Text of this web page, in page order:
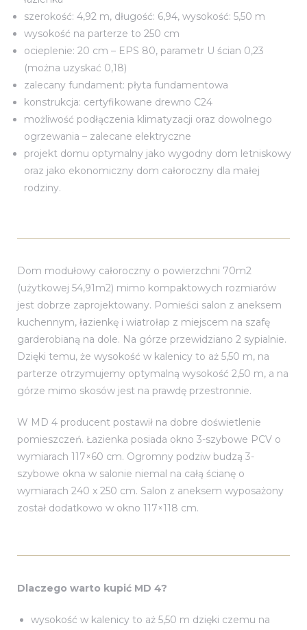
szerokość: 4,92 m, długość: 6,94, wysokość: 5,50 m
wysokość na parterze to 250 cm
ocieplenie: 20 cm – EPS 80, parametr U ścian 0,23
(można uzyskać 0,18)
zalecany fundament: płyta fundamentowa
konstrukcja: certyfikowane drewno C24
możliwość podłączenia klimatyzacji oraz dowolnego
ogrzewania – zalecane elektryczne
projekt domu optymalny jako wygodny dom letniskowy
oraz jako ekonomiczny dom całoroczny dla małej
rodziny.
Dom modułowy całoroczny o powierzchni 70m2
(użytkowej 54,91m2) mimo kompaktowych rozmiarów
jest dobrze zaprojektowany. Pomieści salon z aneksem
kuchennym, łazienkę i wiatrołap z miejscem na szafę
garderobianą na dole. Na górze przewidziano 2 sypialnie.
Dzięki temu, że wysokość w kalenicy to aż 5,50 m, na
parterze otrzymujemy optymalną wysokość 2,50 m, a na
górze mimo skosów jest na prawdę przestronnie.
W MD 4 producent postawił na dobre doświetlenie
pomieszczeń. Łazienka posiada okno 3-szybowe PCV o
wymiarach 117×60 cm. Ogromny podziw budzą 3-
szybowe okna w salonie niemal na całą ścianę o
wymiarach 240 x 250 cm. Salon z aneksem wyposażony
został dodatkowo w okno 117×118 cm.
Dlaczego warto kupić MD 4?
wysokość w kalenicy to aż 5,50 m dzięki czemu na